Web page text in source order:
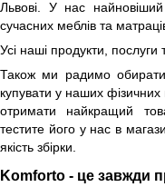
Львові. У нас
сучасних меблів та
Усі наші продукти,
Також ми радимо
купувати у наших фізичних
отримати найкращий
тестите його у нас в
якість збірки.
Komforto - це завжди